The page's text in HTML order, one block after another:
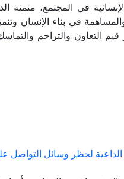
في المجتمع، مثمنة
في بناء الإنسان
التعاون والتراحم
الداعية لحظر وسائل التواصل